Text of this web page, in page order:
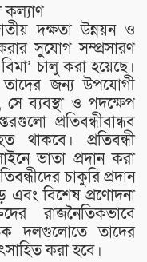
কল্যাণ
দক্ষতা উন্নয়ন ও
সুযোগ সম্প্রসারণ
চালু করা হয়েছে।
তাদের জন্য উপযোগী
ব্যবস্থা ও পদক্ষেপ
প্রতিবন্ধীবান্ধব
থাকবে। প্রতিবন্ধী
ভাতা প্রদান করা
চাকুরি প্রদান
এবং বিশেষ প্রণোদনা
রাজনৈতিকভাবে
দলগুলোতে তাদের
করা হবে।